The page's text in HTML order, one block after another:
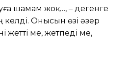
шамам жоқ…, – дегенге
Онысын өзі әзер
жетті ме, жетпеді ме,